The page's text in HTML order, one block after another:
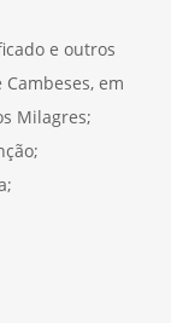
e outros
em
Milagres;